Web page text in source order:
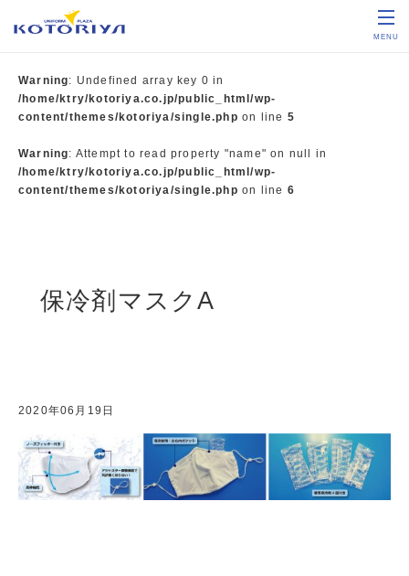
MENU
Warning: Undefined array key 0 in
/home/ktry/kotoriya.co.jp/public_html/wp-
content/themes/kotoriya/single.php on line 5
Warning: Attempt to read property "name" on null in
/home/ktry/kotoriya.co.jp/public_html/wp-
content/themes/kotoriya/single.php on line 6
保冷剤マスクA
2020年06月19日